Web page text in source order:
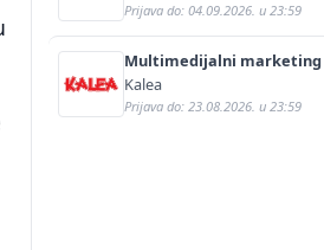
Prijava do: 04.09.2026. u 23:59
Multimedijalni marketing
ž)
Kalea
Prijava do: 23.08.2026. u 23:59